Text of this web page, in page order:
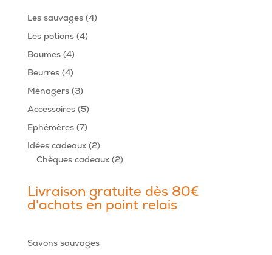
Les sauvages 44
Les potions 44
Baumes 44
produits
Beurres 44
produits
Ménagers 33
produits
Accessoires 55
produits
Ephémères 77
produits
Idées cadeaux 22
produits
Chèques cadeaux 22
Livraison gratuite dès 80€
d'achats en point relais
Savons sauvages